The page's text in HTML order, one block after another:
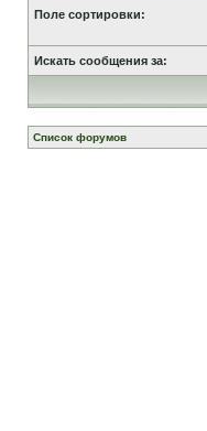
Поле сортировки:
Искать сообщения за:
Список форумов